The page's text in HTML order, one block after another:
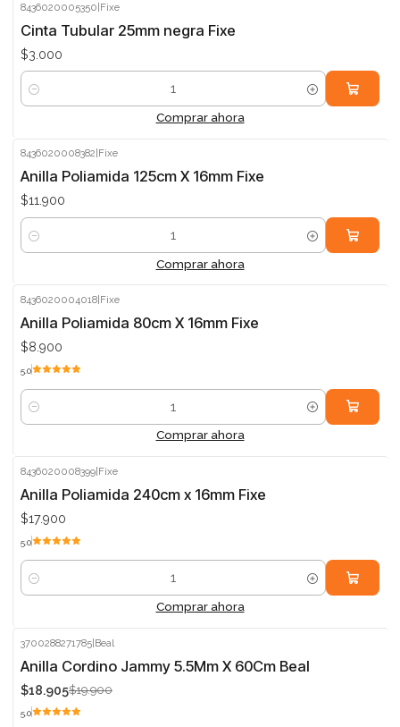
8436020005350|Fixe
Cinta Tubular 25mm negra Fixe
$3.000
Cantidad
Comprar ahora
8436020008382 Fixe
Anilla Poliamida 125cm X 16mm Fixe
$11.900
Cantidad
Comprar ahora
8436020004018 Fixe
Anilla Poliamida 80cm X 16mm Fixe
$8.900
5.0
Cantidad
Comprar ahora
8436020008399|Fixe
Anilla Poliamida 240cm x 16mm Fixe
$17.900
5.0
Cantidad
Comprar ahora
-5%
3700288271785|Beal
Anilla Cordino Jammy 5.5Mm X 60Cm Beal
$18.905$19.900
5.0